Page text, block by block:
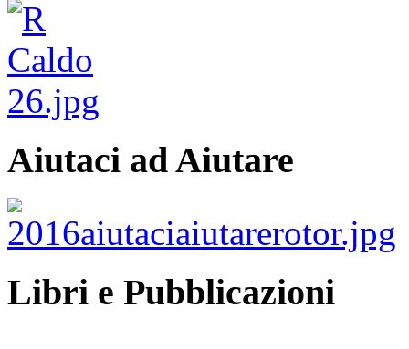
Aiutaci ad Aiutare
Libri e Pubblicazioni